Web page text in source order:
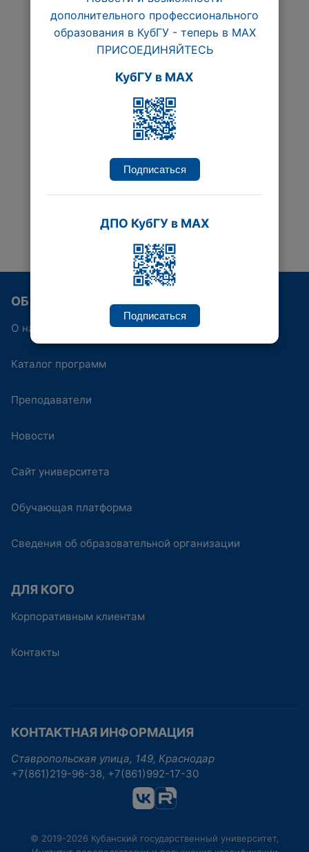
Личный бренд
предпринимателя
Ведется набор
Подробнее
ОБ ИППК
О нас
Каталог программ
Преподаватели
Новости
Сайт университета
Обучающая платформа
Сведения об образовательной организации
ДЛЯ КОГО
Корпоративным клиентам
Контакты
КОНТАКТНАЯ ИНФОРМАЦИЯ
Ставропольская улица, 149, Краснодар
+7(861)219-96-38, +7(861)992-17-30
© 2019-2026 Кубанский государственный университет,
дополнительного профессионального
образования в КубГУ - теперь в МАХ
ПРИСОЕДИНЯЙТЕСЬ
КубГУ в MAX
Подписаться
ДПО КубГУ в MAX
Подписаться